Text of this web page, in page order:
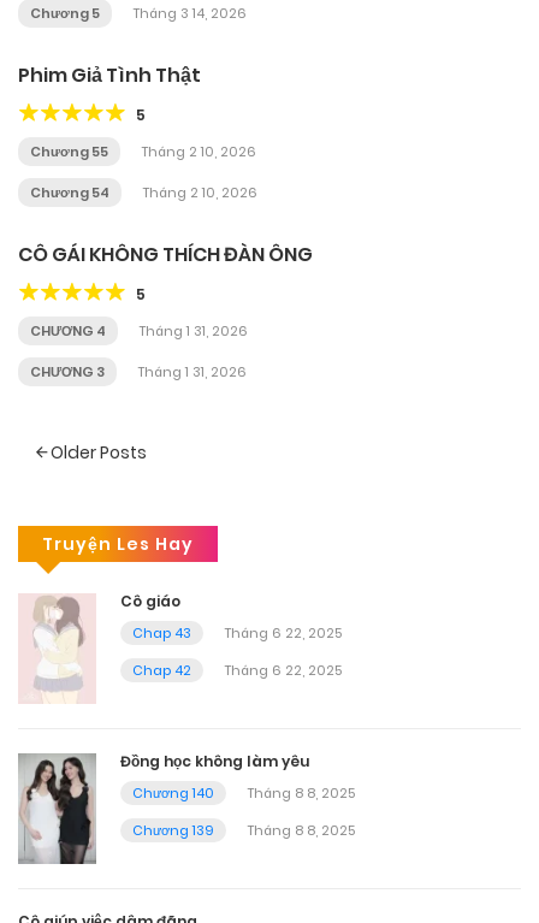
Chương 5 Tháng 3 14, 2026
Phim Giả Tình Thật
5
Chương 55 Tháng 2 10, 2026
Chương 54 Tháng 2 10, 2026
CÔ GÁI KHÔNG THÍCH ĐÀN ÔNG
5
CHƯƠNG 4 Tháng 1 31, 2026
CHƯƠNG 3 Tháng 1 31, 2026
Posts
Older Posts
Truyện Les Hay
Cô giáo
Chap 43
Tháng 6 22, 2025
Chap 42
Tháng 6 22, 2025
Đồng học không làm yêu
Chương 140
Tháng 8 8, 2025
Chương 139
Tháng 8 8, 2025